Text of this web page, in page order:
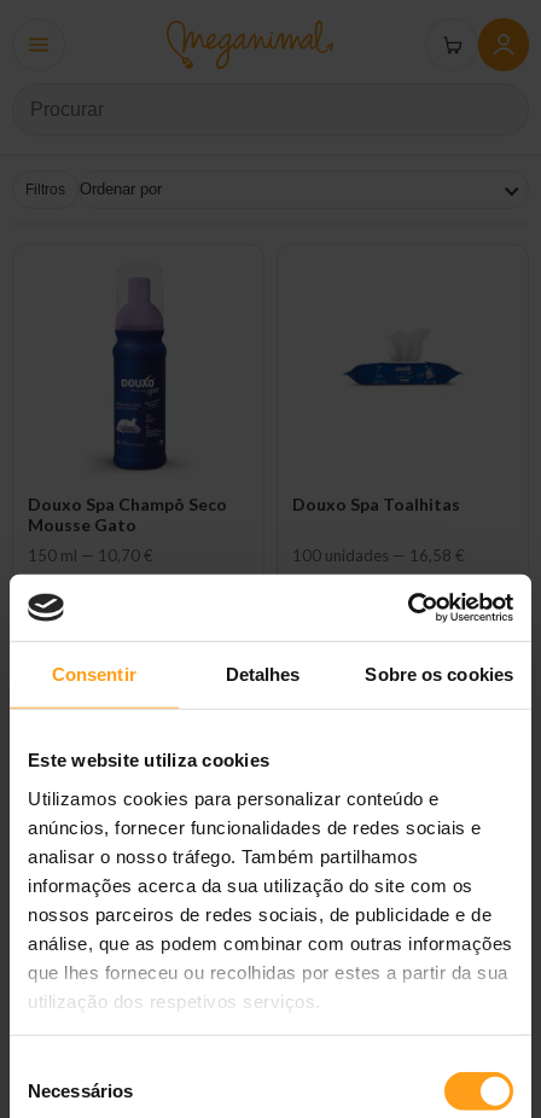
Consentir Detalhes Sobre os cookies
Este website utiliza cookies
Utilizamos cookies para personalizar conteúdo e
anúncios, fornecer funcionalidades de redes sociais e
analisar o nosso tráfego. Também partilhamos
informações acerca da sua utilização do site com os
nossos parceiros de redes sociais, de publicidade e de
análise, que as podem combinar com outras informações
que lhes forneceu ou recolhidas por estes a partir da sua
utilização dos respetivos serviços.
Necessários
Filtros
Douxo Spa Champô Seco
Mousse Gato
150 ml — 10,70 €
Douxo Spa Toalhitas
100 unidades — 16,58 €
Douxo Spa Champô
Hidratante
250 ml—16,35 €
Douxo Spa Champô +
Amaciador 2 em 1
250 ml—16,35 €